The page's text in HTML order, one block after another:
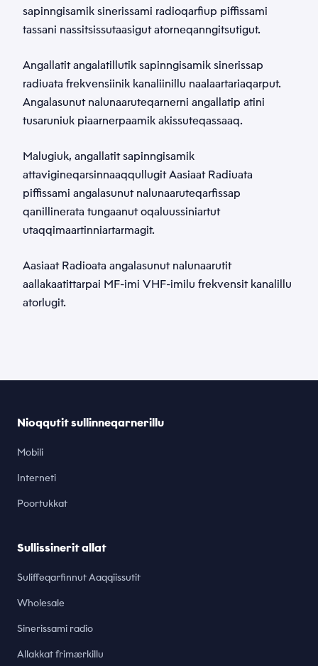
sapinngisamik sinerissami radioqarfiup piffissami
tassani nassitsissutaasigut atorneqanngitsutigut.
Angallatit angalatillutik sapinngisamik sinerissap
radiuata frekvensiinik kanaliinillu naalaartariaqarput.
Angalasunut nalunaaruteqarnerni angallatip atini
tusaruniuk piaarnerpaamik akissuteqassaaq.
Malugiuk, angallatit sapinngisamik
attavigineqarsinnaaqqullugit Aasiaat Radiuata
piffissami angalasunut nalunaaruteqarfissap
qanillinerata tungaanut oqaluussiniartut
utaqqimaartinniartarmagit.
Aasiaat Radioata angalasunut nalunaarutit
aallakaatittarpai MF-imi VHF-imilu frekvensit kanalillu
atorlugit.
Nioqqutit sullinneqarnerillu
Mobili
Interneti
Poortukkat
Sullissinerit allat
Suliffeqarfinnut Aaqqiissutit
Wholesale
Sinerissami radio
Allakkat frimærkillu